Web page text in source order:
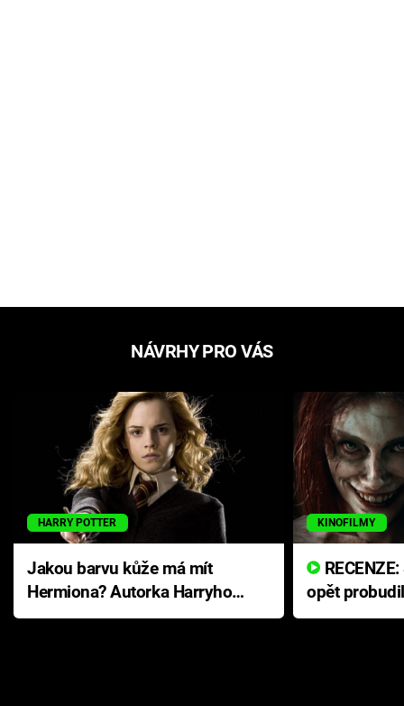
NÁVRHY PRO VÁS
HARRY POTTER
Jakou barvu kůže má mít
Hermiona? Autorka Harryho
Pottera přišla s ráznou
KINOFILMY
opět
přichází s